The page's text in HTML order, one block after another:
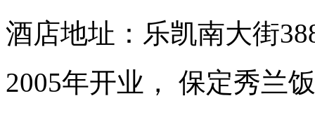
酒店地址：乐凯南大街
2005年开业， 保定秀